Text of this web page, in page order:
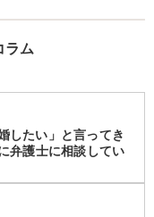
に沿ったものになると
ラム
したい」と言ってき
弁護士に相談してい